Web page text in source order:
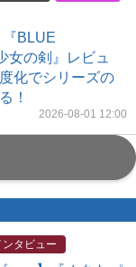
『BLUE
女の剣』レビュ
化でシリーズの
！
2026-08-01 12:00
ンタビュー